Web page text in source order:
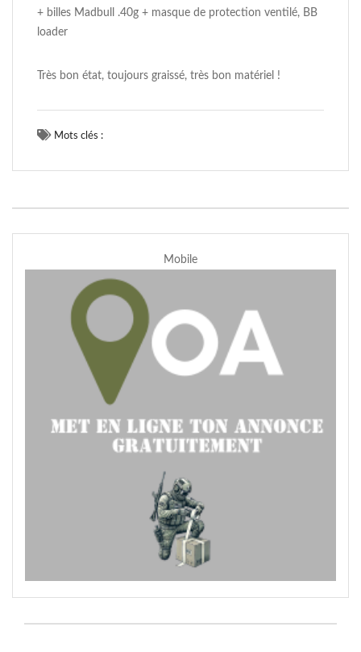
+ billes Madbull .40g + masque de protection ventilé, BB
loader
Très bon état, toujours graissé, très bon matériel !
Mots clés :
Mobile